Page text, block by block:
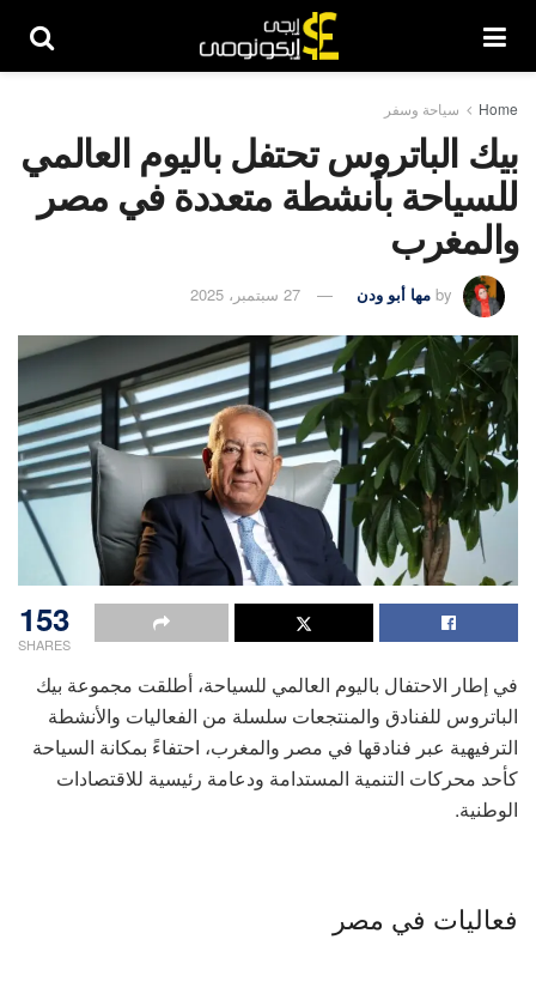
Home سياحة وسفر
بيك الباتروس تحتفل باليوم العالمي
للسياحة بأنشطة متعددة في مصر
والمغرب
by مها أبو ودن 27 سبتمبر، 2025
153
SHARES
في إطار الاحتفال باليوم العالمي للسياحة، أطلقت مجموعة بيك
الباتروس للفنادق والمنتجعات سلسلة من الفعاليات والأنشطة
الترفيهية عبر فنادقها في مصر والمغرب، احتفاءً بمكانة السياحة
كأحد محركات التنمية المستدامة ودعامة رئيسية للاقتصادات
الوطنية.
فعاليات في مصر